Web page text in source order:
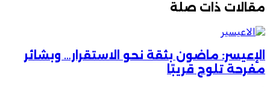
مقالات ذات صلة
الإعيسر: ماضون بثقة نحو الاستقرار… وبشائر
مفرحة تلوح قريبًا